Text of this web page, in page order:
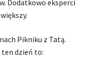
Dodatkowo eksperci
Pikniku z Tatą.
dzień to: